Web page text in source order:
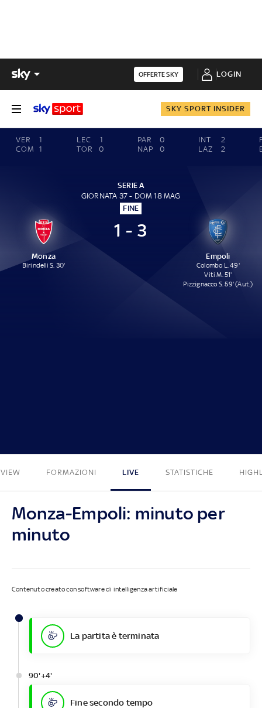
OFFERTE SKY LOGIN
SKY SPORT INSIDER
VER
1
COM
1
LEC
1
TOR
0
PAR
0
NAP
0
INT
2
LAZ
2
SERIE A
GIORNATA 37 - DOM 18 MAG
FINE
Monza
Birindelli S. 30'
1 - 3
Empoli
Colombo L. 49'
Viti M. 51'
Pizzignacco S. 59' (Aut.)
FORMAZIONI LIVE STATISTICHE
Monza-Empoli: minuto per
minuto
Contenuto creato con software di intelligenza artificiale
La partita è terminata
90'+4'
Fine secondo tempo